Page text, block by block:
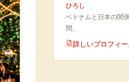
ひろし
ベトナムと日本の関
間。
詳しいプロフィ